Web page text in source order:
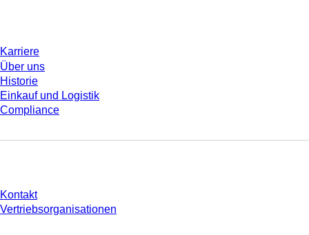
Karriere
Über uns
Historie
Einkauf und Logistik
Compliance
Kontakt
Vertriebsorganisationen